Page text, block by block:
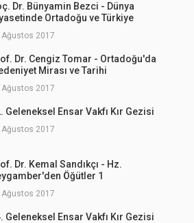
Dr. Bünyamin Bezci - Dünya
Ortadoğu ve Türkiye
Ağustos 2017
Dr. Cengiz Tomar - Ortadoğu'da
Mirası ve Tarihi
Ağustos 2017
Geleneksel Ensar Vakfı Kır Gezisi
Ağustos 2017
Dr. Kemal Sandıkçı - Hz.
Öğütler 1
Ağustos 2017
Geleneksel Ensar Vakfı Kır Gezisi